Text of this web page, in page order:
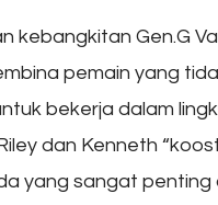
kebangkitan Gen.G
pemain yang
bekerja dalam
dan Kenneth
yang sangat